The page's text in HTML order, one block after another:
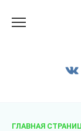
ГЛАВНАЯ